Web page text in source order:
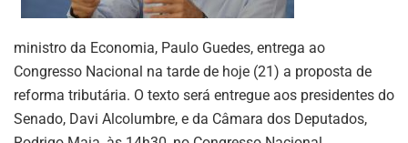
ministro da Economia, Paulo Guedes, entrega ao
Congresso Nacional na tarde de hoje (21) a proposta de
reforma tributária. O texto será entregue aos presidentes do
Senado, Davi Alcolumbre, e da Câmara dos Deputados,